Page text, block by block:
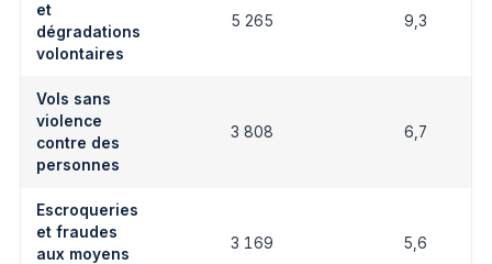
et
dégradations
volontaires
5 265 9,3
Vols sans
violence
contre des
personnes
3 808 6,7
Escroqueries
et fraudes
aux moyens
3 169 5,6